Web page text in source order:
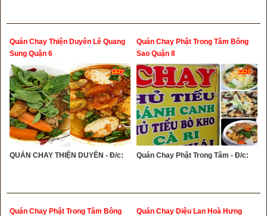
Quán Chay Thiện Duyên Lê Quang
Sung Quận 6
QUÁN CHAY THIỆN DUYÊN - Đ/c:
Quán Chay Phật Trong Tâm Bông
Sao Quận 8
Quán Chay Phật Trong Tâm - Đ/c:
Quán Chay Phật Trong Tâm Bông
Quán Chay Diệu Lan Hoà Hưng